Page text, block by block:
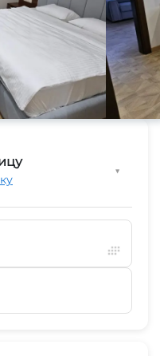
▼